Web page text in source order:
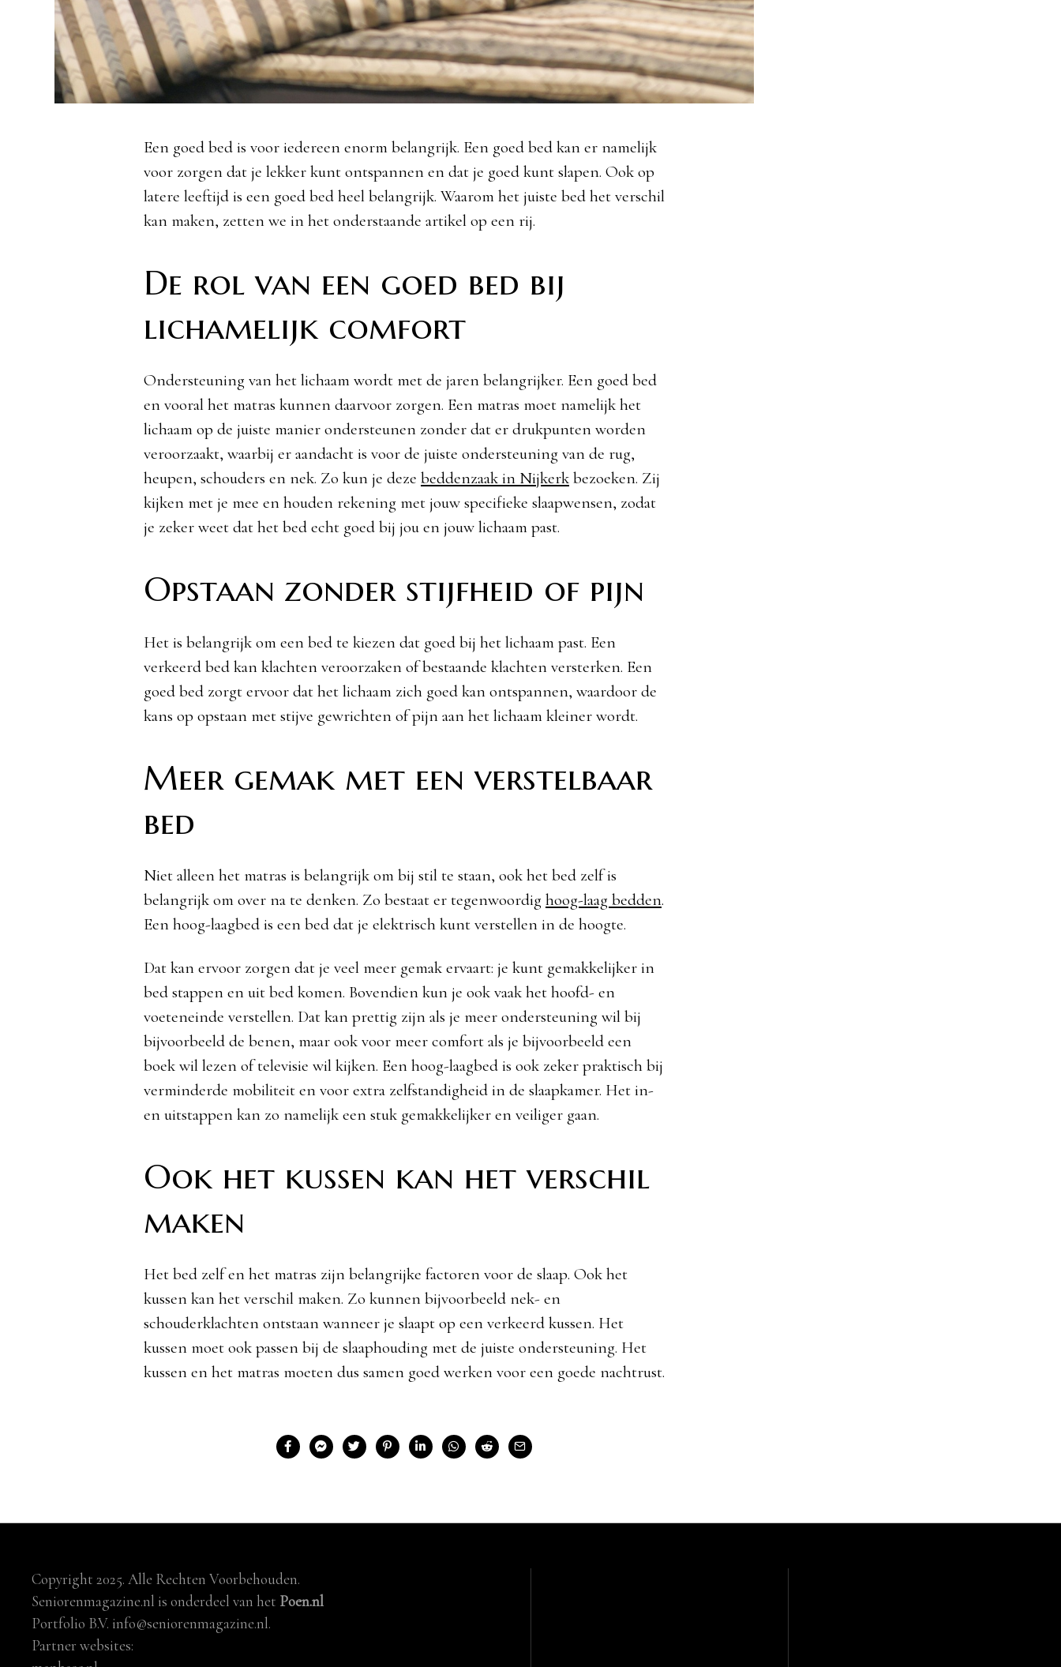
Een goed bed is voor iedereen enorm belangrijk. Een goed bed kan er namelijk
voor zorgen dat je lekker kunt ontspannen en dat je goed kunt slapen. Ook op
latere leeftijd is een goed bed heel belangrijk. Waarom het juiste bed het verschil
kan maken, zetten we in het onderstaande artikel op een rij.
De rol van een goed bed bij
lichamelijk comfort
Ondersteuning van het lichaam wordt met de jaren belangrijker. Een goed bed
en vooral het matras kunnen daarvoor zorgen. Een matras moet namelijk het
lichaam op de juiste manier ondersteunen zonder dat er drukpunten worden
veroorzaakt, waarbij er aandacht is voor de juiste ondersteuning van de rug,
heupen, schouders en nek. Zo kun je deze beddenzaak in Nijkerkbezoeken. Zij
kijken met je mee en houden rekening met jouw specifieke slaapwensen, zodat
je zeker weet dat het bed echt goed bij jou en jouw lichaam past.
Opstaan zonder stijfheid of pijn
Het is belangrijk om een bed te kiezen dat goed bij het lichaam past. Een
verkeerd bed kan klachten veroorzaken of bestaande klachten versterken. Een
goed bed zorgt ervoor dat het lichaam zich goed kan ontspannen, waardoor de
kans op opstaan met stijve gewrichten of pijn aan het lichaam kleiner wordt.
Meer gemak met een verstelbaar
bed
Niet alleen het matras is belangrijk om bij stil te staan, ook het bed zelf is
belangrijk om over na te denken. Zo bestaat er tegenwoordig hoog-laag bedden.
Een hoog-laagbed is een bed dat je elektrisch kunt verstellen in de hoogte.
Dat kan ervoor zorgen dat je veel meer gemak ervaart: je kunt gemakkelijker in
bed stappen en uit bed komen. Bovendien kun je ook vaak het hoofd- en
voeteneinde verstellen. Dat kan prettig zijn als je meer ondersteuning wil bij
bijvoorbeeld de benen, maar ook voor meer comfort als je bijvoorbeeld een
boek wil lezen of televisie wil kijken. Een hoog-laagbed is ook zeker praktisch bij
verminderde mobiliteit en voor extra zelfstandigheid in de slaapkamer. Het in-
en uitstappen kan zo namelijk een stuk gemakkelijker en veiliger gaan.
Ook het kussen kan het verschil
maken
Het bed zelf en het matras zijn belangrijke factoren voor de slaap. Ook het
kussen kan het verschil maken. Zo kunnen bijvoorbeeld nek- en
schouderklachten ontstaan wanneer je slaapt op een verkeerd kussen. Het
kussen moet ook passen bij de slaaphouding met de juiste ondersteuning. Het
kussen en het matras moeten dus samen goed werken voor een goede nachtrust.
Copyright 2025. Alle Rechten Voorbehouden.
Seniorenmagazine.nl is onderdeel van het Poen.nl
Portfolio B.V. info@seniorenmagazine.nl.
Partner websites: